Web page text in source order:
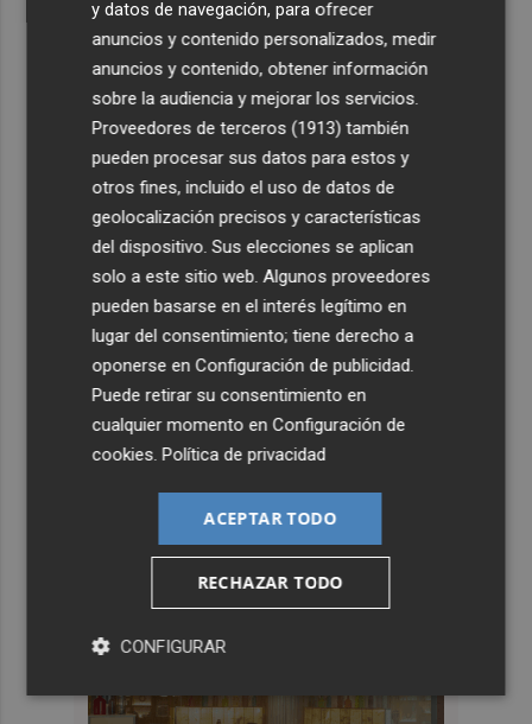
y datos de navegación, para ofrecer
anuncios y contenido personalizados, medir
anuncios y contenido, obtener información
sobre la audiencia y mejorar los servicios.
Proveedores de terceros (1913) también
pueden procesar sus datos para estos y
otros fines, incluido el uso de datos de
geolocalización precisos y características
del dispositivo. Sus elecciones se aplican
solo a este sitio web. Algunos proveedores
pueden basarse en el interés legítimo en
lugar del consentimiento; tiene derecho a
oponerse enConfiguración de publicidad
Puede retirar su consentimiento en
cualquier momento enConfiguración de
cookies .Política de privacidad
ACEPTAR TODO
RECHAZAR TODO
CONFIGURAR